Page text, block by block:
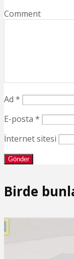
Comment
Ad *
E-posta *
İnternet sitesi
Birde